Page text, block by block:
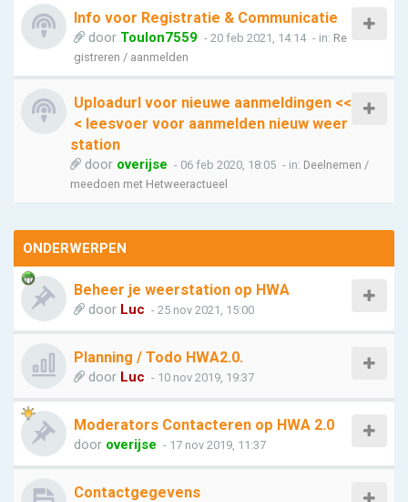
Info voor Registratie & Communicatie
door Toulon7559 - 20 feb 2021, 14:14 - in: Re
gistreren / aanmelden
Uploadurl voor nieuwe aanmeldingen <<
< leesvoer voor aanmelden nieuw weer
station
door overijse - 06 feb 2020, 18:05 - in: Deelnemen /
meedoen met Hetweeractueel
ONDERWERPEN
Beheer je weerstation op HWA
door Luc - 25 nov 2021, 15:00
Planning / Todo HWA2.0.
door Luc - 10 nov 2019, 19:37
Moderators Contacteren op HWA 2.0
door overijse - 17 nov 2019, 11:37
Contactgegevens